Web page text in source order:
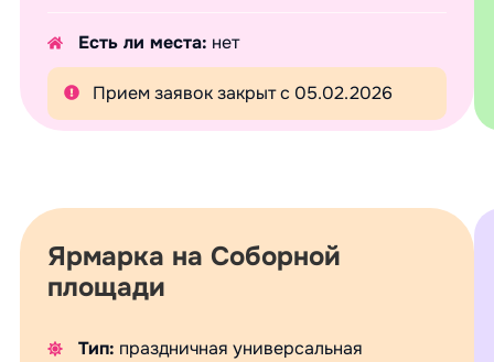
Есть ли места: нет
Прием заявок закрыт с 05.02.2026
Ярмарка на Соборной
площади
Тип: праздничная универсальная